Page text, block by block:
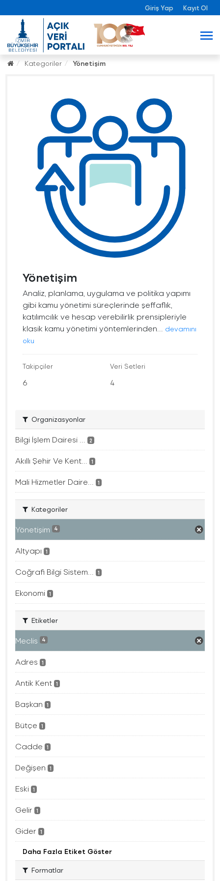
Giriş Yap Kayıt Ol
Kategoriler Yönetişim
Yönetişim
Analiz, planlama, uygulama ve politika yapımı
gibi kamu yönetimi süreçlerinde şeffaflık,
katılımcılık ve hesap verebilirlik prensipleriyle
klasik kamu yönetimi yöntemlerinden...
devamını
oku
Takipçiler
6
Veri Setleri
4
Organizasyonlar
Bilgi İşlem Dairesi ... 2
Akıllı Şehir Ve Kent... 1
Mali Hizmetler Daire... 1
Kategoriler
Yönetişim 4
Altyapı 1
Coğrafi Bilgi Sistem... 1
Ekonomi 1
Etiketler
Meclis 4
Adres 1
Antik Kent 1
Başkan 1
Bütçe 1
Cadde 1
Değişen 1
Eski 1
Gelir 1
Gider 1
Daha Fazla Etiket Göster
Formatlar